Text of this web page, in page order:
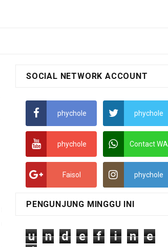
SOCIAL NETWORK ACCOUNT
phychole phychole
phychole Contact WA
Faisol phychole
PENGUNJUNG MINGGU INI
u n d e f i n
e